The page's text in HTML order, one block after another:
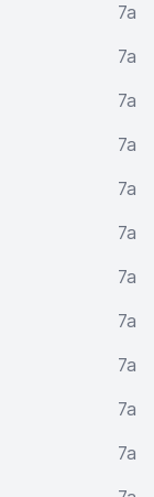
7a
7a
7a
7a
7a
7a
7a
7a
7a
7a
7a